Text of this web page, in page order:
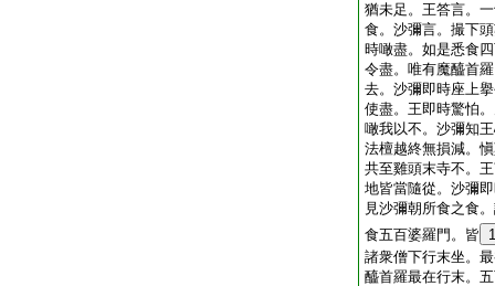
猶未足。王答言。
食。沙彌言。撮下
時噉盡。如是悉食
令盡。唯有魔醯首
去。沙彌即時座上
使盡。王即時驚怕
噉我以不。沙彌知
法檀越終無損減。
共至雞頭末寺不。
地皆當隨從。沙彌
見沙彌朝所食之食
食五百婆羅門。皆
諸衆僧下行末坐。
醯首羅最在行末。